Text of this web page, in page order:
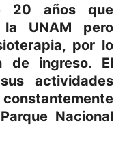
20 años que
UNAM pero
por lo
de ingreso. El
actividades
Nacional